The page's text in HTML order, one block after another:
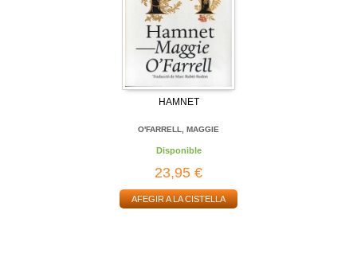
HAMNET
O'FARRELL, MAGGIE
Disponible
23,95 €
AFEGIR A LA CISTELLA